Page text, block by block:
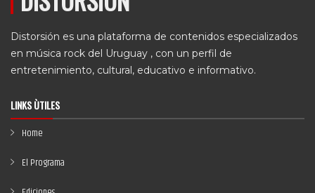
Distorsión es una plataforma de contenidos especializados
en música rock del Uruguay , con un perfil de
entretenimiento, cultural, educativo e informativo.
LINKS ÙTILES
Home
El Programa